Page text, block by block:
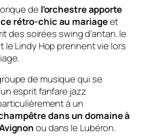
de l’orchestre apporte
rétro-chic au mariageet
des soirées swing d’antan. le
le Lindy Hop prennent vie lors
de musique qui se
esprit fanfare jazz
à un
dans un domaine à
ou dans le Lubéron.